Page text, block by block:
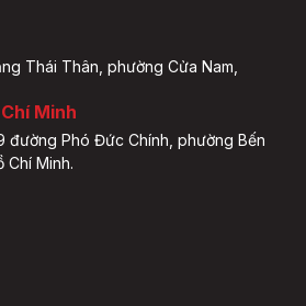
Thái Thân, phường Cửa Nam,
Minh
đường Phó Đức Chính, phường Bến
Chí Minh.